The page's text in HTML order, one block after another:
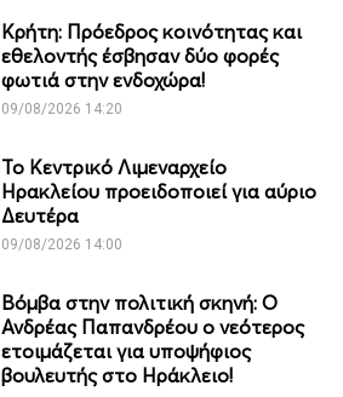
Κρήτη: Πρόεδρος κοινότητας και
εθελοντής έσβησαν δύο φορές
φωτιά στην ενδοχώρα!
09/08/2026 14:20
Το Κεντρικό Λιμεναρχείο
Ηρακλείου προειδοποιεί για αύριο
Δευτέρα
09/08/2026 14:00
Βόμβα στην πολιτική σκηνή: Ο
Ανδρέας Παπανδρέου ο νεότερος
ετοιμάζεται για υποψήφιος
βουλευτής στο Ηράκλειο!